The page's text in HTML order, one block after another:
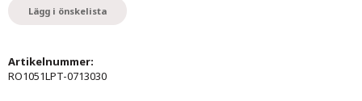
Lägg i önskelista
Artikelnummer:
RO1051LPT-0713030